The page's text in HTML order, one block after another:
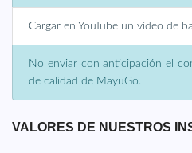
Cargar en YouTube un vídeo de
No enviar con anticipación el
de calidad de MayuGo.
VALORES DE NUESTROS